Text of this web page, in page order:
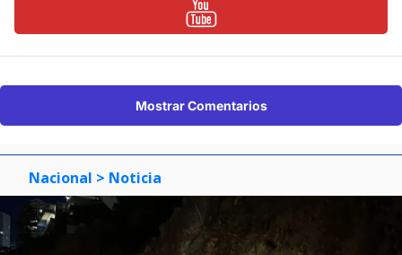
Mostrar Comentarios
Nacional > Noticia